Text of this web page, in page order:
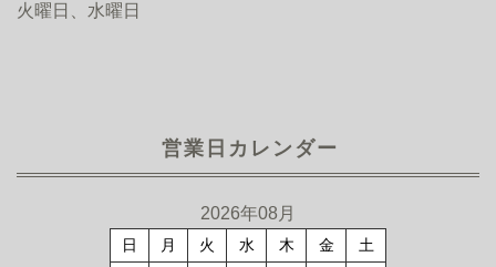
火曜日、水曜日
営業日カレンダー
2026年08月
日 月 火 水 木 金 土